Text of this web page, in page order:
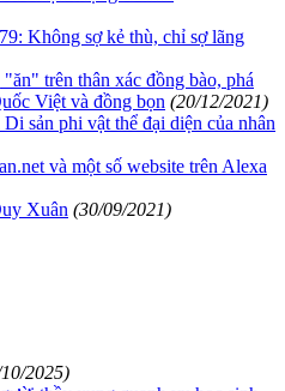
Không sợ kẻ thù, chỉ sợ lãng
trên thân xác đồng bào, phá
Việt và đồng bọn (20/12/2021)
sản phi vật thể đại diện của nhân
và một số website trên Alexa
Xuân (30/09/2021)
2025)